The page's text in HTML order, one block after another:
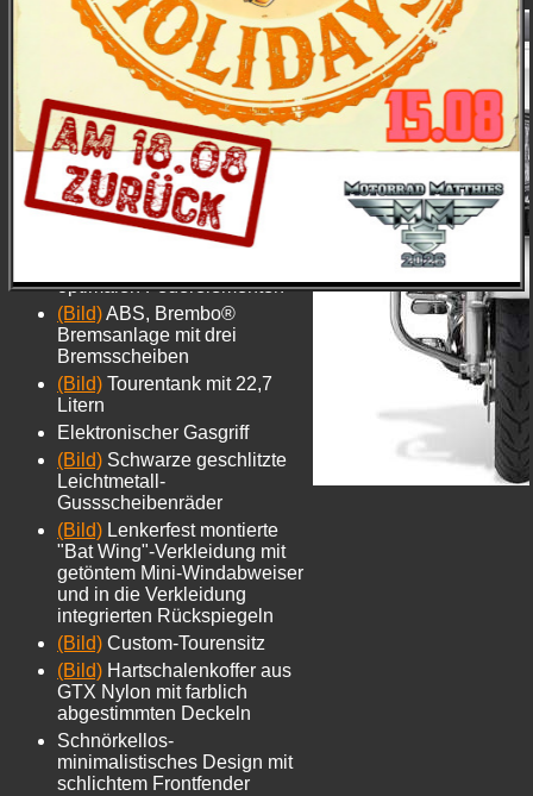
(Bild)Gummigelagerter Twin
Cam 96™ Motor mit 1.584
cm³ und Einspritzung mit 6-
Ganggetriebe Cruise Drive,
neuem Isolated Drive
System, aktivem Ansaug- und
Auspuff-System - schwarz
pulverbeschichtet mit
verchromten Details
Neu konstruierter
optimalen Federelementen
(Bild)ABS, Brembo®
Bremsanlage mit drei
Bremsscheiben
(Bild) Tourentank mit 22,7
Litern
Elektronischer Gasgriff
(Bild) Schwarze geschlitzte
Leichtmetall-
Gussscheibenräder
(Bild) Lenkerfest montierte
"Bat Wing"-Verkleidung mit
getöntem Mini-Windabweiser
und in die Verkleidung
integrierten Rückspiegeln
(Bild) Custom-Tourensitz
(Bild) Hartschalenkoffer aus
GTX Nylon mit farblich
abgestimmten Deckeln
Schnörkellos-
minimalistisches Design mit
schlichtem Frontfender